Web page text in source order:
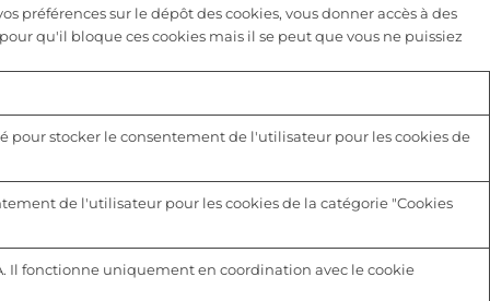
sur le dépôt des cookies, vous donner accès à des
qu'il bloque ces cookies mais il se peut que vous ne puissiez
pour stocker le consentement de l'utilisateur pour les cookies de
de l'utilisateur pour les cookies de la catégorie "Cookies
Il fonctionne uniquement en coordination avec le cookie